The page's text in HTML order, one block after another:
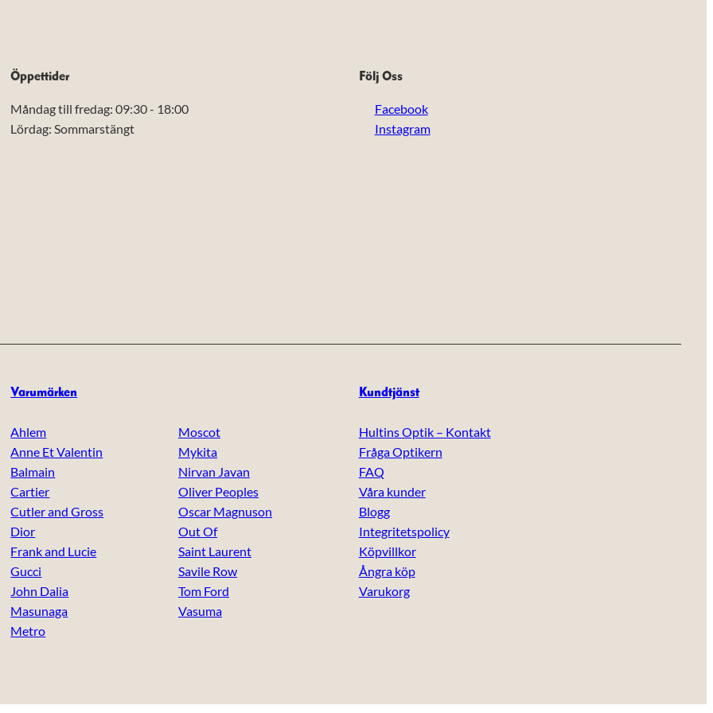
Öppettider
Måndag till fredag: 09:30 - 18:00
Lördag: Sommarstängt
Följ Oss
Facebook
Instagram
Varumärken
Ahlem
Anne Et Valentin
Balmain
Cartier
Cutler and Gross
Dior
Frank and Lucie
Gucci
John Dalia
Masunaga
Metro
Moscot
Mykita
Nirvan Javan
Oliver Peoples
Oscar Magnuson
Out Of
Saint Laurent
Savile Row
Tom Ford
Vasuma
Kundtjänst
Hultins Optik – Kontakt
Fråga Optikern
FAQ
Våra kunder
Blogg
Integritetspolicy
Köpvillkor
Ångra köp
Varukorg